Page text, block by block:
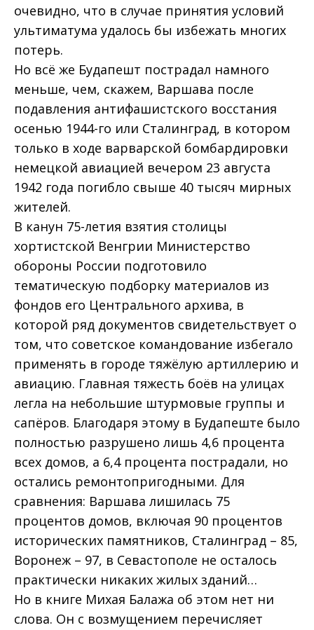
очевидно, что в случае принятия условий
ультиматума удалось бы избежать многих
потерь.
Но всё же Будапешт пострадал намного
меньше, чем, скажем, Варшава после
подавления антифашистского восстания
осенью 1944-го или Сталинград, в котором
только в ходе варварской бомбардировки
немецкой авиацией вечером 23 августа
1942 года погибло свыше 40 тысяч мирных
жителей.
В канун 75-летия взятия столицы
хортистской Венгрии Министерство
обороны России подготовило
тематическую подборку материалов из
фондов его Центрального архива, в
которой ряд документов свидетельствует о
том, что советское командование избегало
применять в городе тяжёлую артиллерию и
авиацию. Главная тяжесть боёв на улицах
легла на небольшие штурмовые группы и
сапёров. Благодаря этому в Будапеште было
полностью разрушено лишь 4,6 процента
всех домов, а 6,4 процента пострадали, но
остались ремонтопригодными. Для
сравнения: Варшава лишилась 75
процентов домов, включая 90 процентов
исторических памятников, Сталинград – 85,
Воронеж – 97, в Севастополе не осталось
практически никаких жилых зданий…
Но в книге Михая Балажа об этом нет ни
слова. Он с возмущением перечисляет